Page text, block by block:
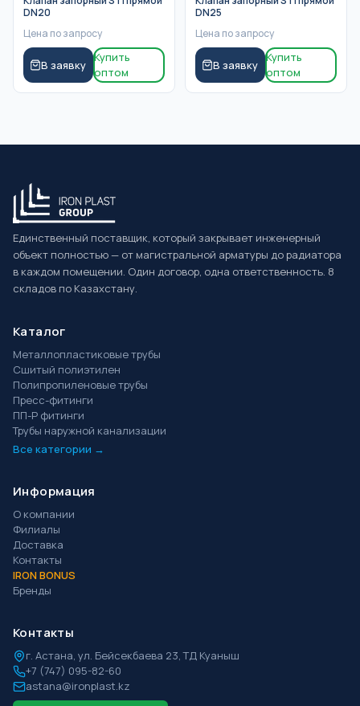
DN20
Цена по запросу
В заявку
Купить
оптом
DN25
Цена по запросу
В заявку
Купить
оптом
Единственный поставщик, который закрывает инженерный
объект полностью — от магистральной арматуры до радиатора
в каждом помещении. Один договор, одна ответственность. 8
складов по Казахстану.
Каталог
Металлопластиковые трубы
Сшитый полиэтилен
Полипропиленовые трубы
Пресс-фитинги
ПП-Р фитинги
Трубы наружной канализации
Все категории →
Информация
О компании
Филиалы
Доставка
Контакты
IRON BONUS
Бренды
Контакты
г. Астана, ул. Бейсекбаева 23, ТД Куаныш
+7 (747) 095-82-60
astana@ironplast.kz